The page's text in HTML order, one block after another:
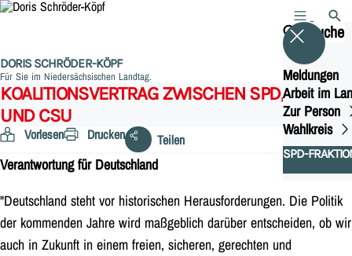
DORIS SCHRÖDER-KÖPF
Für Sie im Niedersächsischen Landtag.
MENÜSuche
Meldungen
Arbeit im
Zur Person
Wahlkreis
SPD-
SUCHE
KOALITIONSVERTRAG ZWISCHEN SPD, CDU
UND CSU
Vorlesen Drucken Teilen
Verantwortung für Deutschland
"Deutschland steht vor historischen Herausforderungen. Die Politik
der kommenden Jahre wird maßgeblich darüber entscheiden, ob wir
auch in Zukunft in einem freien, sicheren, gerechten und